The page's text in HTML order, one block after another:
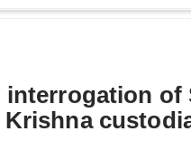
interrogation of
Krishna